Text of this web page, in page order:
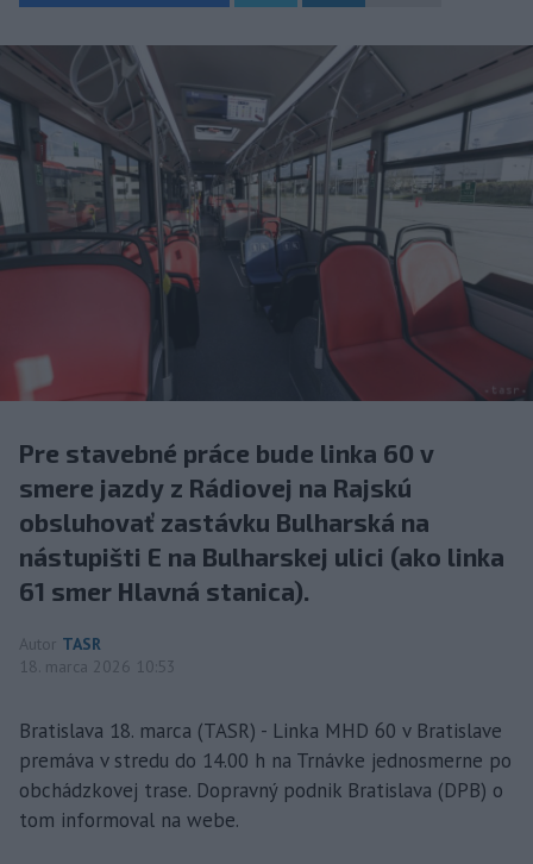
Pre stavebné práce bude linka 60 v
smere jazdy z Rádiovej na Rajskú
obsluhovať zastávku Bulharská na
nástupišti E na Bulharskej ulici (ako linka
61 smer Hlavná stanica).
Autor TASR
18. marca 2026 10:53
Bratislava 18. marca (TASR) - Linka MHD 60 v Bratislave
premáva v stredu do 14.00 h na Trnávke jednosmerne po
obchádzkovej trase. Dopravný podnik Bratislava (DPB) o
tom informoval na webe.